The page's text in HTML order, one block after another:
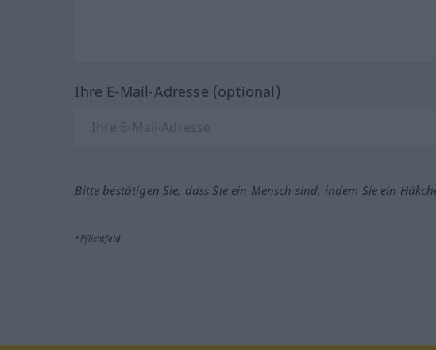
Ihre E-Mail-Adresse (optional)
Bitte bestätigen Sie, dass Sie ein Mensch sind, indem Sie ein
*Pflichtfeld